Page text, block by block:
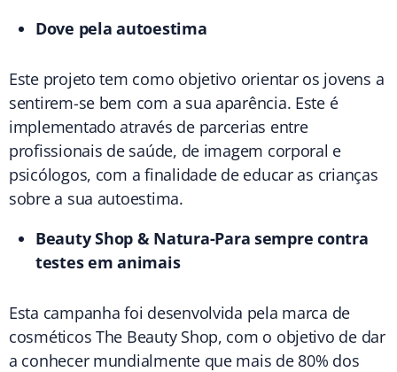
Dove pela autoestima
Este projeto tem como objetivo orientar os jovens a
sentirem-se bem com a sua aparência. Este é
implementado através de parcerias entre
profissionais de saúde, de imagem corporal e
psicólogos, com a finalidade de educar as crianças
sobre a sua autoestima.
Beauty Shop & Natura-Para sempre contra
testes em animais
Esta campanha foi desenvolvida pela marca de
cosméticos The Beauty Shop, com o objetivo de dar
a conhecer mundialmente que mais de 80% dos